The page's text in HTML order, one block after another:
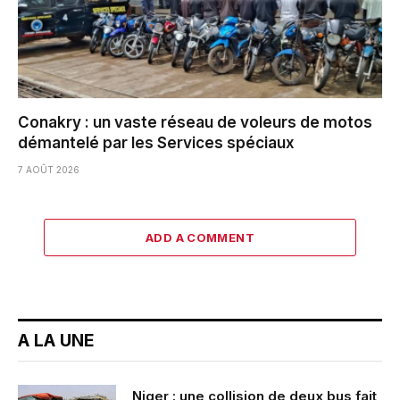
Conakry : un vaste réseau de voleurs de motos
démantelé par les Services spéciaux
7 AOÛT 2026
ADD A COMMENT
A LA UNE
Niger : une collision de deux bus fait